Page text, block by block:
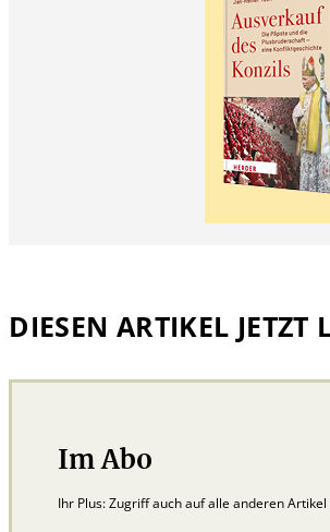
DIESEN ARTIKEL JETZT
Im Abo
Ihr Plus: Zugriff auch auf alle anderen